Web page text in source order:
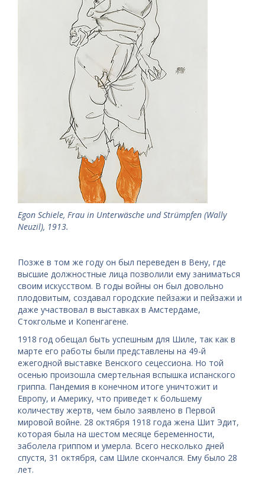
Egon Schiele, Frau in Unterwäsche und Strümpfen (Wally
Neuzil), 1913.
Позже в том же году он был переведен в Вену, где
высшие должностные лица позволили ему заниматься
своим искусством. В годы войны он был довольно
плодовитым, создавал городские пейзажи и пейзажи и
даже участвовал в выставках в Амстердаме,
Стокгольме и Копенгагене.
1918 год обещал быть успешным для Шиле, так как в
марте его работы были представлены на 49-й
ежегодной выставке Венского сецессиона. Но той
осенью произошла смертельная вспышка испанского
гриппа. Пандемия в конечном итоге уничтожит и
Европу, и Америку, что приведет к большему
количеству жертв, чем было заявлено в Первой
мировой войне. 28 октября 1918 года жена Шит Эдит,
которая была на шестом месяце беременности,
заболела гриппом и умерла. Всего несколько дней
спустя, 31 октября, сам Шиле скончался. Ему было 28
лет.